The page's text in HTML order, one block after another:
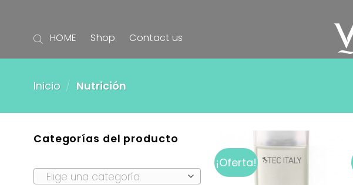
content
HOME Shop Contact us
Inicio / Nutrición
Categorías del producto
Elige una categoría
¡Oferta!